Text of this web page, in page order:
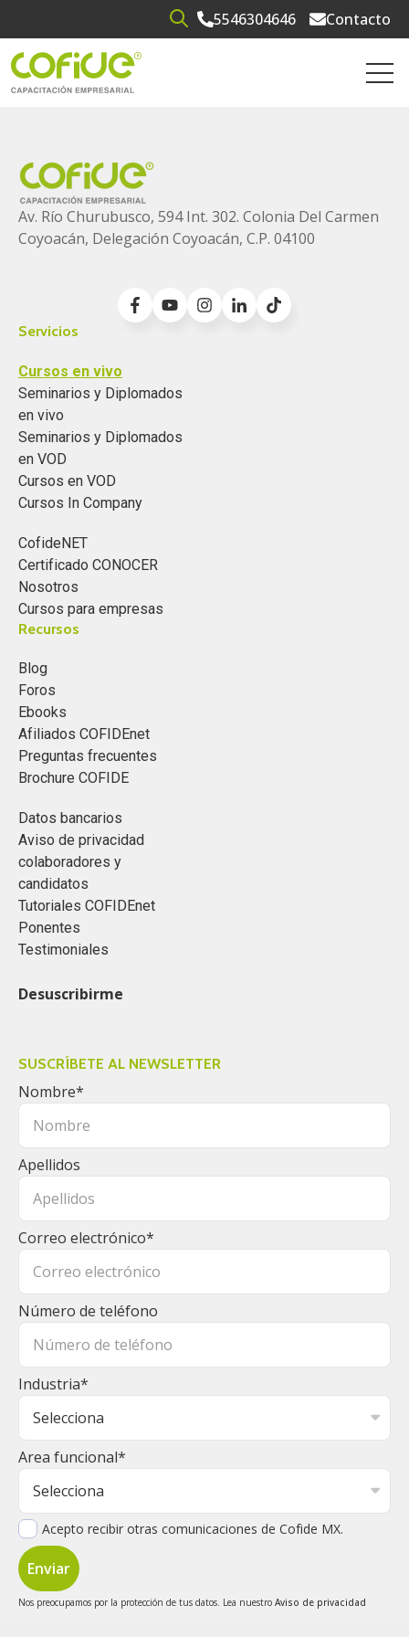
Open search5546304646 Contacto
Av. Río Churubusco, 594 Int. 302. Colonia Del Carmen
Coyoacán, Delegación Coyoacán, C.P. 04100
Servicios
Cursos en vivo
Seminarios y Diplomados
en vivo
Seminarios y Diplomados
en VOD
Cursos en VOD
Cursos In Company
CofideNET
Certificado CONOCER
Nosotros
Cursos para empresas
Recursos
Blog
Foros
Ebooks
Afiliados COFIDEnet
Preguntas frecuentes
Brochure COFIDE
Datos bancarios
Aviso de privacidad
colaboradores y
candidatos
Tutoriales COFIDEnet
Ponentes
Testimoniales
Desuscribirme
SUSCRÍBETE AL NEWSLETTER
Nombre*
Apellidos
Correo electrónico*
Número de teléfono
Industria*
Area funcional*
Acepto recibir otras comunicaciones de Cofide MX.
Nos preocupamos por la protección de tus datos. Lea nuestro Aviso de privacidad